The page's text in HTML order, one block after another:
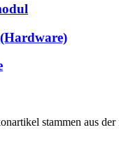
stammen aus